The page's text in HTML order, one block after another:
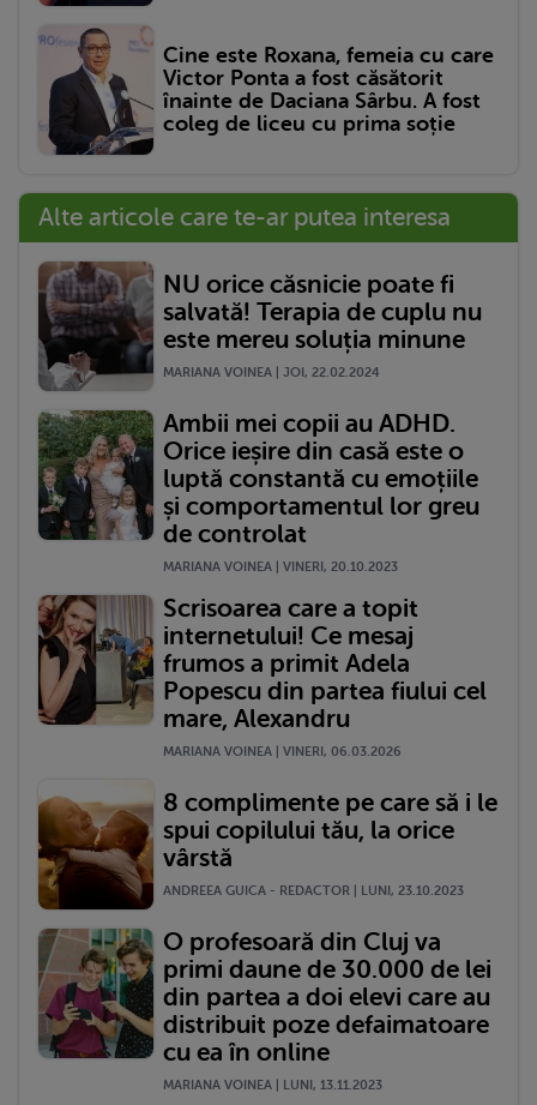
Cine este Roxana, femeia cu care
Victor Ponta a fost căsătorit
înainte de Daciana Sârbu. A fost
coleg de liceu cu prima soție
Alte articole care te-ar putea interesa
NU orice căsnicie poate fi
salvată! Terapia de cuplu nu
este mereu soluția minune
MARIANA VOINEA | JOI, 22.02.2024
Ambii mei copii au ADHD.
Orice ieșire din casă este o
luptă constantă cu emoțiile
și comportamentul lor greu
de controlat
MARIANA VOINEA | VINERI, 20.10.2023
Scrisoarea care a topit
internetului! Ce mesaj
frumos a primit Adela
Popescu din partea fiului cel
mare, Alexandru
MARIANA VOINEA | VINERI, 06.03.2026
8 complimente pe care să i le
spui copilului tău, la orice
vârstă
ANDREEA GUICA - REDACTOR | LUNI, 23.10.2023
O profesoară din Cluj va
primi daune de 30.000 de lei
din partea a doi elevi care au
distribuit poze defaimatoare
cu ea în online
MARIANA VOINEA | LUNI, 13.11.2023